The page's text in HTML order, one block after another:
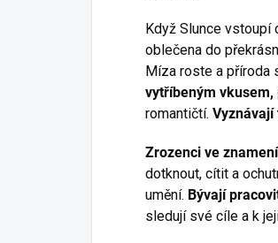
Když Slunce vstoupí
oblečena do
Míza roste a příroda
vytříbeným
romantičtí. Vyznávají
Zrozenci ve
dotknout, cítit a
umění. Bývají
sledují své cíle a k